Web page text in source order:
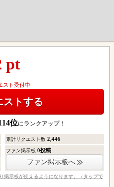
pt
スト受付中
ストする
位にランクアップ！
累計リクエスト数2,446
ファン掲示板0投稿
ファン掲示板へ
掲示板が使えるようになります。（タップで